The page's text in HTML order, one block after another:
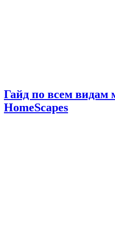
Гайд по всем видам
HomeScapes